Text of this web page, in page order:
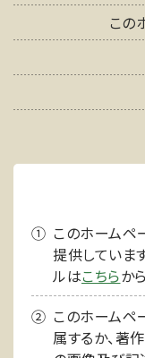
この
このホームペ
提供していま
ルはこちらから
このホームペ
属するか、著